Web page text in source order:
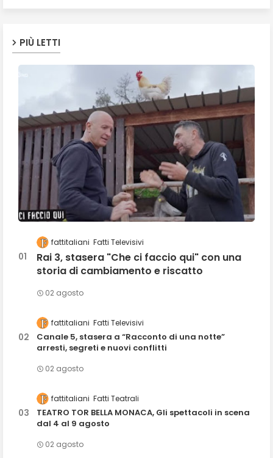
PIÙ LETTI
fattitaliani Fatti Televisivi
Rai 3, stasera "Che ci faccio qui" con una
storia di cambiamento e riscatto
02 agosto
fattitaliani Fatti Televisivi
Canale 5, stasera a “Racconto di una notte”
arresti, segreti e nuovi conflitti
02 agosto
fattitaliani Fatti Teatrali
TEATRO TOR BELLA MONACA, Gli spettacoli in scena
dal 4 al 9 agosto
02 agosto